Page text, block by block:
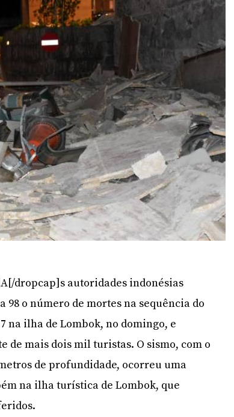
dropcap]s autoridades indonésias
98 o número de mortes na sequência do
na ilha de Lombok, no domingo, e
de mais dois mil turistas. O sismo, com o
de profundidade, ocorreu uma
na ilha turística de Lombok, que